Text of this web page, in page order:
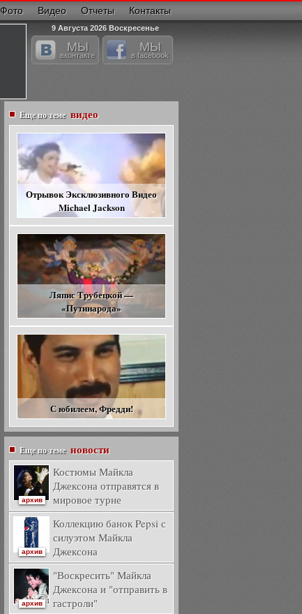
Фото Видео Отчеты Контакты
9 Августа 2026 Воскресенье
МЫ
вконтакте
МЫ
в facebook
Еще по теме видео
Отрывок Эксклюзивного Видео
Michael Jackson
Ляпис Трубецкой —
«Путинарода»
С юбилеем, Фредди!
Еще по теме новости
Костюмы Майкла
Джексона отправятся в
мировое турне
архив
Коллекцию банок Pepsi с
силуэтом Майкла
Джексона
архив
"Воскресить" Майкла
Джексона и "отправить в
гастроли"
архив